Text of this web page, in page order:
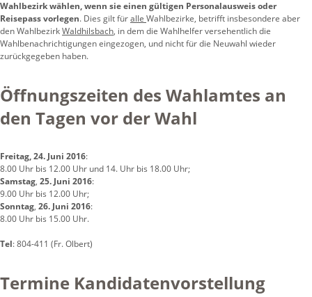
Wahlbezirk wählen, wenn sie einen gültigen Personalausweis oder
Reisepass vorlegen. Dies gilt füralle Wahlbezirke, betrifft insbesondere aber
den WahlbezirkWaldhilsbach, in dem die Wahlhelfer versehentlich die
Wahlbenachrichtigungen eingezogen, und nicht für die Neuwahl wieder
zurückgegeben haben.
Öffnungszeiten des Wahlamtes an
den Tagen vor der Wahl
Freitag, 24. Juni 2016:
8.00 Uhr bis 12.00 Uhr und 14. Uhr bis 18.00 Uhr;
Samstag, 25. Juni 2016:
9.00 Uhr bis 12.00 Uhr;
Sonntag, 26. Juni 2016:
8.00 Uhr bis 15.00 Uhr.
Tel: 804-411 (Fr. Olbert)
Termine Kandidatenvorstellung